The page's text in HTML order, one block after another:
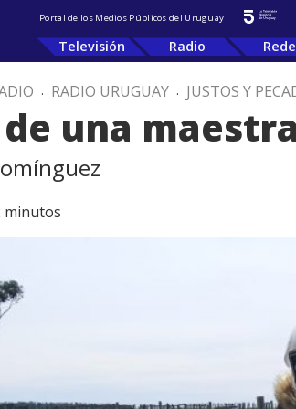
Portal de los Medios Públicos del Uruguay
Televisión Radio
. RADIO URUGUAY . JUSTOS Y
una
minutos